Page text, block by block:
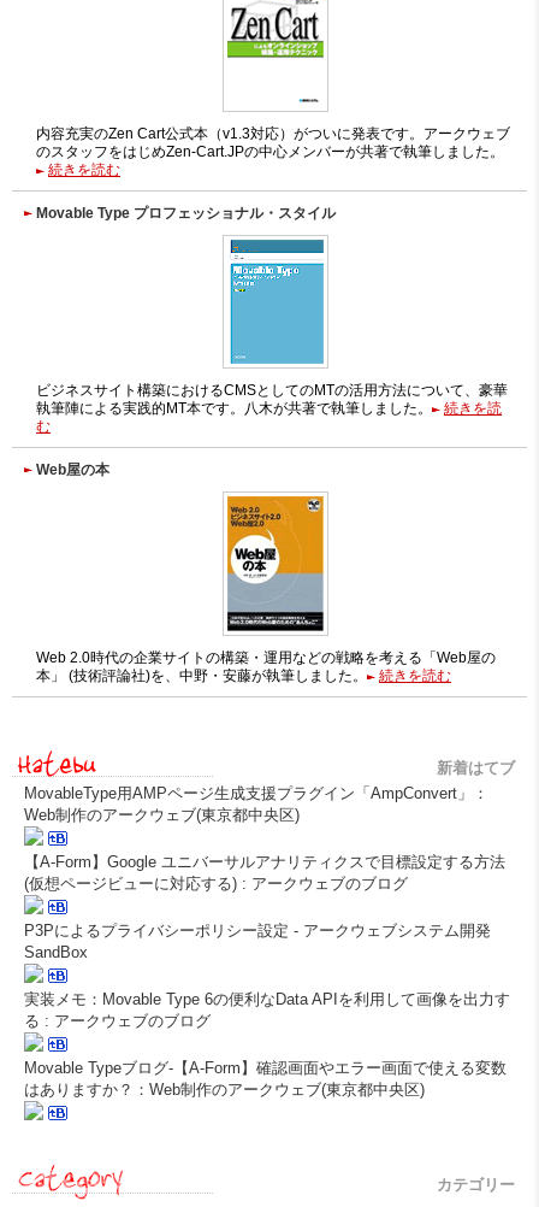
内容充実のZen Cart公式本（v1.3対応）がついに発表です。アークウェブ
のスタッフをはじめZen-Cart.JPの中心メンバーが共著で執筆しました。
続きを読む
Movable Type プロフェッショナル・スタイル
ビジネスサイト構築におけるCMSとしてのMTの活用方法について、豪華
執筆陣による実践的MT本です。八木が共著で執筆しました。
続きを読
む
Web屋の本
Web 2.0時代の企業サイトの構築・運用などの戦略を考える「Web屋の
本」 (技術評論社)を、中野・安藤が執筆しました。
続きを読む
新着はてブ
MovableType用AMPページ生成支援プラグイン「AmpConvert」：
Web制作のアークウェブ(東京都中央区)
【A-Form】Google ユニバーサルアナリティクスで目標設定する方法
(仮想ページビューに対応する) : アークウェブのブログ
P3Pによるプライバシーポリシー設定 - アークウェブシステム開発
SandBox
実装メモ：Movable Type 6の便利なData APIを利用して画像を出力す
る : アークウェブのブログ
Movable Typeブログ-【A-Form】確認画面やエラー画面で使える変数
はありますか？：Web制作のアークウェブ(東京都中央区)
カテゴリー